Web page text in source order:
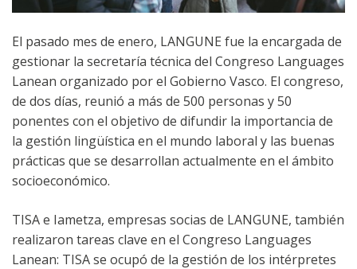
El pasado mes de enero, LANGUNE fue la encargada de
gestionar la secretaría técnica del Congreso Languages
Lanean organizado por el Gobierno Vasco. El congreso,
de dos días, reunió a más de 500 personas y 50
ponentes con el objetivo de difundir la importancia de
la gestión lingüística en el mundo laboral y las buenas
prácticas que se desarrollan actualmente en el ámbito
socioeconómico.
TISA e Iametza, empresas socias de LANGUNE, también
realizaron tareas clave en el Congreso Languages
Lanean: TISA se ocupó de la gestión de los intérpretes